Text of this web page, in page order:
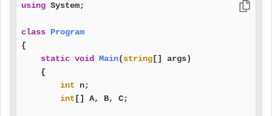
using System;
class Program
{
static void Main(string [] args)
    {
int n;
int [] A, B, C;